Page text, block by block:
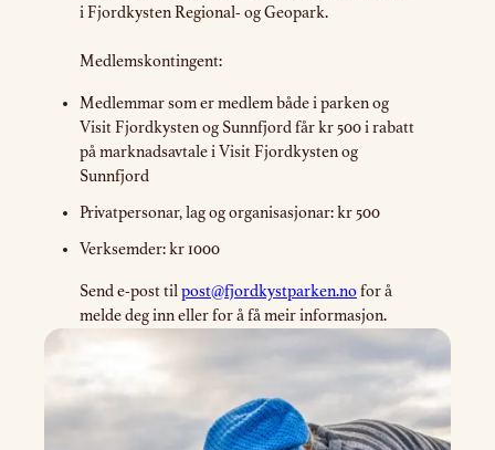
i Fjordkysten Regional- og Geopark.
Medlemskontingent:
Medlemmar som er medlem både i parken og
Visit Fjordkysten og Sunnfjord får kr 500 i rabatt
på marknadsavtale i Visit Fjordkysten og
Sunnfjord
Privatpersonar, lag og organisasjonar: kr 500
Verksemder: kr 1000
Send e-post tilpost@fjordkystparken.nofor å
melde deg inn eller for å få meir informasjon.